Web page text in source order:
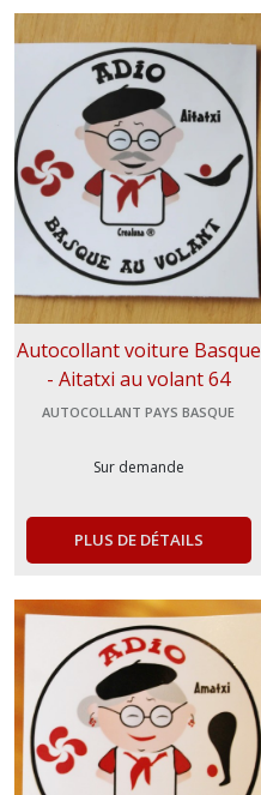
Autocollant voiture Basque
- Aitatxi au volant 64
AUTOCOLLANT PAYS BASQUE
Sur demande
PLUS DE DÉTAILS
autocollant
Papy
Mamie
(1)
Afficher
résultats